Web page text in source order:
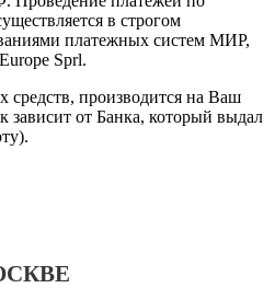
в строгом
платежных систем МИР,
Sprl.
средств, производится на Ваш
зависит от Банка, который выдал